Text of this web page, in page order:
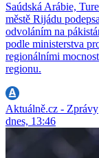
Saúdská Arábie,
městě Rijádu
odvoláním na
podle ministerstva
regionálními
regionu.
Aktuálně.cz - Zprávy
dnes, 13:46